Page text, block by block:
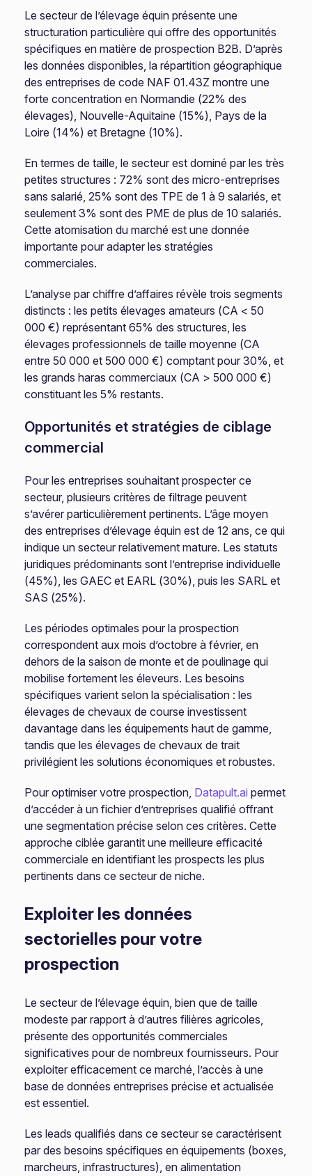
Le secteur de l’élevage équin présente une
structuration particulière qui offre des opportunités
spécifiques en matière de prospection B2B. D’après
les données disponibles, la répartition géographique
des entreprises de code NAF 01.43Z montre une
forte concentration en Normandie (22% des
élevages), Nouvelle-Aquitaine (15%), Pays de la
Loire (14%) et Bretagne (10%).
En termes de taille, le secteur est dominé par les très
petites structures : 72% sont des micro-entreprises
sans salarié, 25% sont des TPE de 1 à 9 salariés, et
seulement 3% sont des PME de plus de 10 salariés.
Cette atomisation du marché est une donnée
importante pour adapter les stratégies
commerciales.
L’analyse par chiffre d’affaires révèle trois segments
distincts : les petits élevages amateurs (CA < 50
000 €) représentant 65% des structures, les
élevages professionnels de taille moyenne (CA
entre 50 000 et 500 000 €) comptant pour 30%, et
les grands haras commerciaux (CA > 500 000 €)
constituant les 5% restants.
Opportunités et stratégies de ciblage
commercial
Pour les entreprises souhaitant prospecter ce
secteur, plusieurs critères de filtrage peuvent
s’avérer particulièrement pertinents. L’âge moyen
des entreprises d’élevage équin est de 12 ans, ce qui
indique un secteur relativement mature. Les statuts
juridiques prédominants sont l’entreprise individuelle
(45%), les GAEC et EARL (30%), puis les SARL et
SAS (25%).
Les périodes optimales pour la prospection
correspondent aux mois d’octobre à février, en
dehors de la saison de monte et de poulinage qui
mobilise fortement les éleveurs. Les besoins
spécifiques varient selon la spécialisation : les
élevages de chevaux de course investissent
davantage dans les équipements haut de gamme,
tandis que les élevages de chevaux de trait
privilégient les solutions économiques et robustes.
Pour optimiser votre prospection, Datapult.ai permet
d’accéder à un fichier d’entreprises qualifié offrant
une segmentation précise selon ces critères. Cette
approche ciblée garantit une meilleure efficacité
commerciale en identifiant les prospects les plus
pertinents dans ce secteur de niche.
Exploiter les données
sectorielles pour votre
prospection
Le secteur de l’élevage équin, bien que de taille
modeste par rapport à d’autres filières agricoles,
présente des opportunités commerciales
significatives pour de nombreux fournisseurs. Pour
exploiter efficacement ce marché, l’accès à une
base de données entreprises précise et actualisée
est essentiel.
Les leads qualifiés dans ce secteur se caractérisent
par des besoins spécifiques en équipements (boxes,
marcheurs, infrastructures), en alimentation